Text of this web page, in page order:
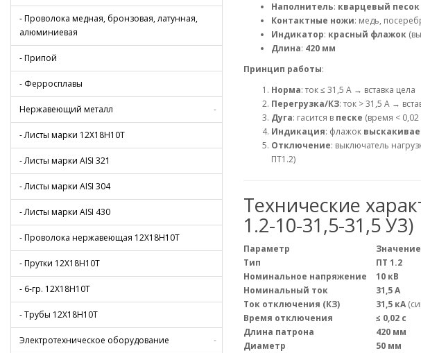
- Проволока медная, бронзовая, латунная,
алюминиевая
- Припой
- Ферросплавы
Нержавеющий металл -
- Листы марки 12Х18Н10Т
- Листы марки AISI 321
- Листы марки AISI 304
- Листы марки AISI 430
- Проволока нержавеющая 12Х18Н10Т
- Прутки 12Х18Н10Т
- 6-гр. 12Х18Н10Т
- Трубы 12Х18Н10Т
Электротехническое оборудование -
Наполнитель: кварцевый песок
Контактные ножи: медь,
Индикатор: красный флажок
Длина: 420 мм
Принцип работы:
Норма: ток ≤ 31,5 А → вставка цела
Перегрузка/КЗ: ток > 31,5 А →
Дуга: гасится в песке (время < 0,02
Индикация: флажок
Отключение: выключатель
ПТ1.2)
Технические
1.2-10-31,5-31,5 У3)
Параметр
Значение
Тип
ПТ 1.2
Номинальное напряжение
10 кВ
Номинальный ток
31,5 А
Ток отключения (КЗ)
31,5 кА
Время отключения
≤ 0,02 с
Длина патрона
420 мм
Диаметр
50 мм